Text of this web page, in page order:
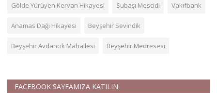
Gölde Yürüyen Kervan Hikayesi Subaşı Mescidi Vakıfbank
Anamas Dağı Hikayesi Beyşehir Sevindik
Beyşehir Avdancık Mahallesi Beyşehir Medresesi
FACEBOOK SAYFAMIZA KATILIN